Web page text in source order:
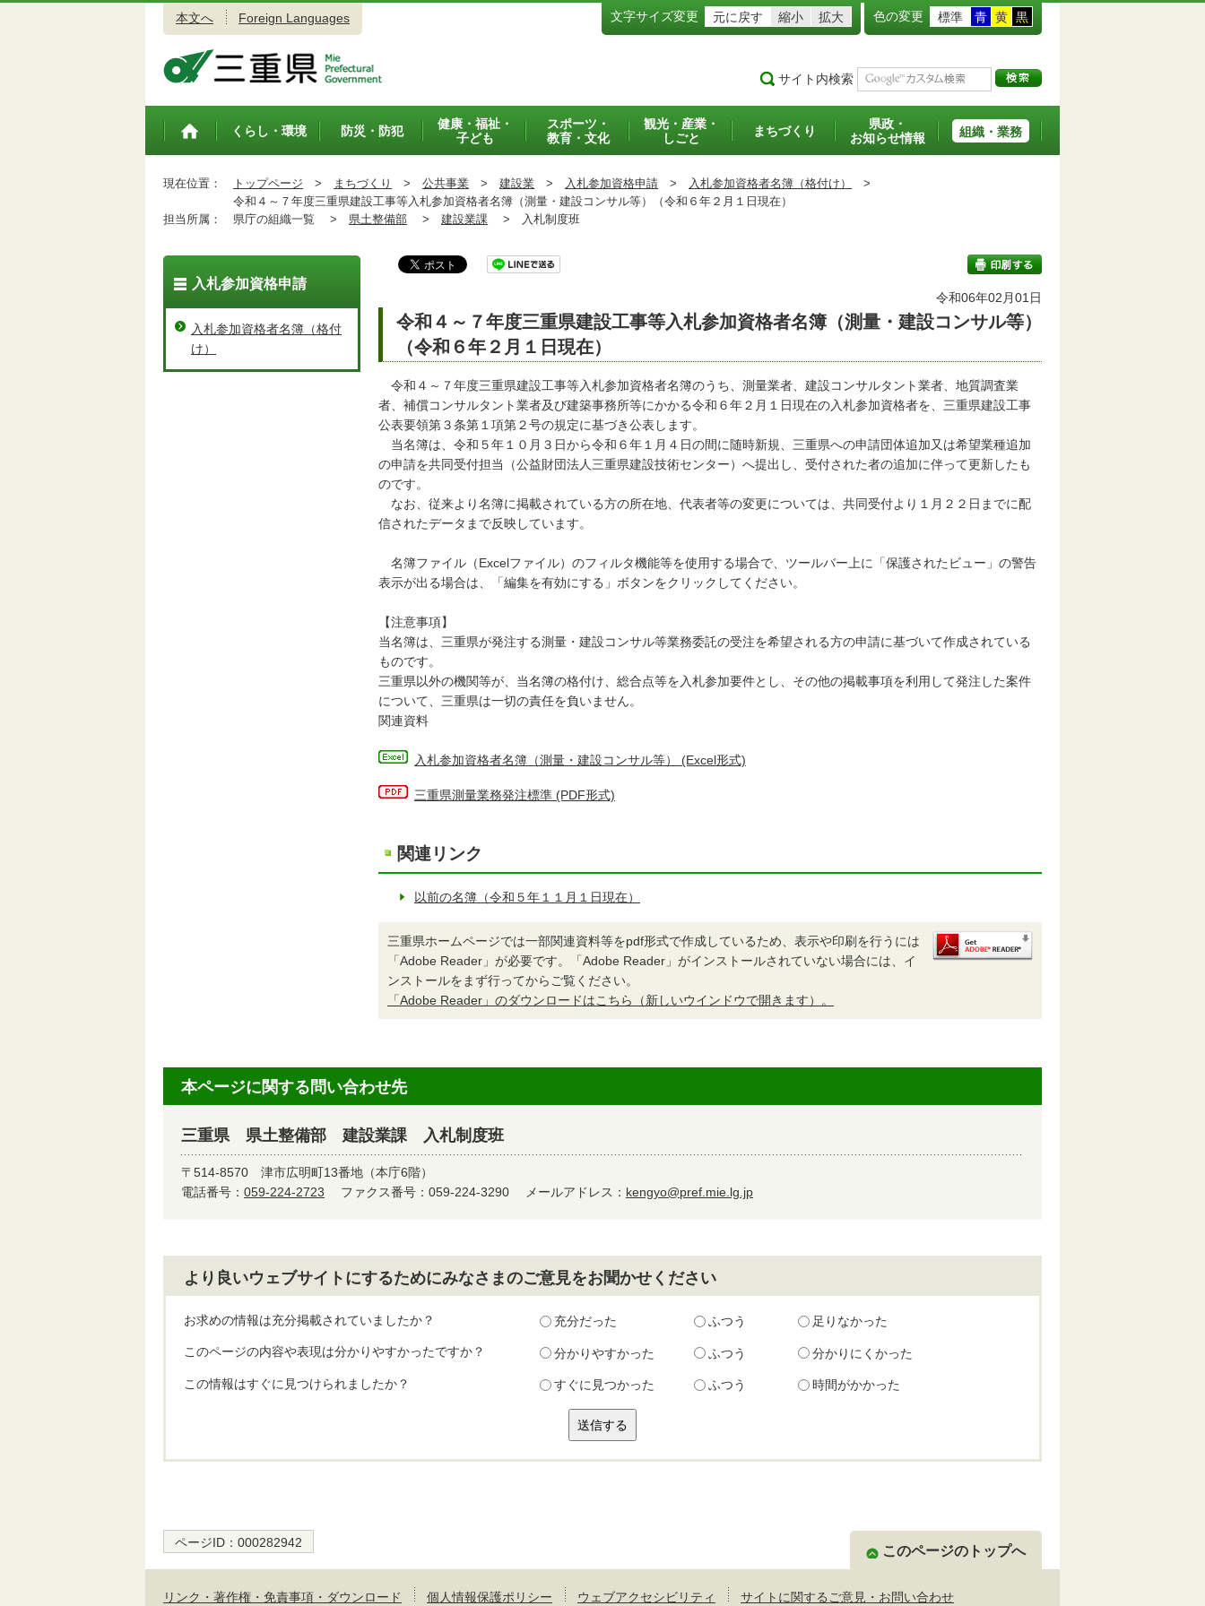
本文へ Foreign Languages 文字サイズ変更 元に戻す 縮小 拡大 色の変更 標準 青 黄 黒
サイト内検索
トップペ
くらし・環境 防災・防犯
健康・福祉・
子ども
スポーツ・
教育・文化
観光・産業・
しごと
まちづくり
県政・
お知らせ情報
組織・業務
現在位置： トップページ > まちづくり > 公共事業 > 建設業 > 入札参加資格申請 > 入札参加資格者名簿（格付け）
>
令和４～７年度三重県建設工事等入札参加資格者名簿（測量・建設コンサル等）（令和６年２月１日現在）
担当所属：
県庁の組織一覧 > 県土整備部 > 建設業課 > 入札制度班
令和06年02月01日
令和４～７年度三重県建設工事等入札参加資格者名簿（測量・建設コンサル等）
（令和６年２月１日現在）
令和４～７年度三重県建設工事等入札参加資格者名簿のうち、測量業者、建設コンサルタント業者、地質調査業
者、補償コンサルタント業者及び建築事務所等にかかる令和６年２月１日現在の入札参加資格者を、三重県建設工事
公表要領第３条第１項第２号の規定に基づき公表します。
当名簿は、令和５年１０月３日から令和６年１月４日の間に随時新規、三重県への申請団体追加又は希望業種追加
の申請を共同受付担当（公益財団法人三重県建設技術センター）へ提出し、受付された者の追加に伴って更新したも
のです。
なお、従来より名簿に掲載されている方の所在地、代表者等の変更については、共同受付より１月２２日までに配
信されたデータまで反映しています。
名簿ファイル（Excelファイル）のフィルタ機能等を使用する場合で、ツールバー上に「保護されたビュー」の警告
表示が出る場合は、「編集を有効にする」ボタンをクリックしてください。
【注意事項】
当名簿は、三重県が発注する測量・建設コンサル等業務委託の受注を希望される方の申請に基づいて作成されている
ものです。
三重県以外の機関等が、当名簿の格付け、総合点等を入札参加要件とし、その他の掲載事項を利用して発注した案件
について、三重県は一切の責任を負いません。
関連資料
入札参加資格者名簿（測量・建設コンサル等） (Excel形式)
三重県測量業務発注標準 (PDF形式)
関連リンク
以前の名簿（令和５年１１月１日現在）
三重県ホームページでは一部関連資料等をpdf形式で作成しているため、表示や印刷を行うには
「Adobe Reader」が必要です。「Adobe Reader」がインストールされていない場合には、イ
ンストールをまず行ってからご覧ください。
「Adobe Reader」のダウンロードはこちら（新しいウインドウで開きます）。
入札参加資格申請
入札参加資格者名簿（格付
け）
本ページに関する問い合わせ先
三重県 県土整備部 建設業課 入札制度班
〒514-8570 津市広明町13番地（本庁6階）
電話番号： 059-224-2723 ファクス番号：059-224-3290 メールアドレス： kengyo@pref.mie.lg.jp
より良いウェブサイトにするためにみなさまのご意見をお聞かせください
お求めの情報は充分掲載されていましたか？ 充分だった ふつう 足りなかった
このページの内容や表現は分かりやすかったですか？ 分かりやすかった ふつう 分かりにくかった
この情報はすぐに見つけられましたか？ すぐに見つかった ふつう 時間がかかった
ページID： 000282942
このページのトップへ
リンク・著作権・免責事項・ダウンロード 個人情報保護ポリシー ウェブアクセシビリティ サイトに関するご意見・お問い合わせ